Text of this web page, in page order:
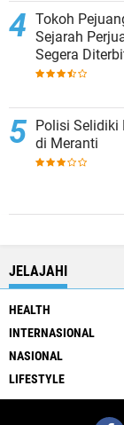
Tokoh
Sejarah
Segera
Polisi Selidiki
di Meranti
JELAJAHI
HEALTH
INTERNASIONAL
NASIONAL
LIFESTYLE